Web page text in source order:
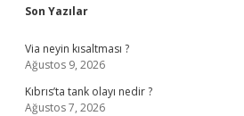
Sidebar
Son Yazılar
Via neyin kısaltması ?
Ağustos 9, 2026
Kıbrıs’ta tank olayı nedir ?
Ağustos 7, 2026